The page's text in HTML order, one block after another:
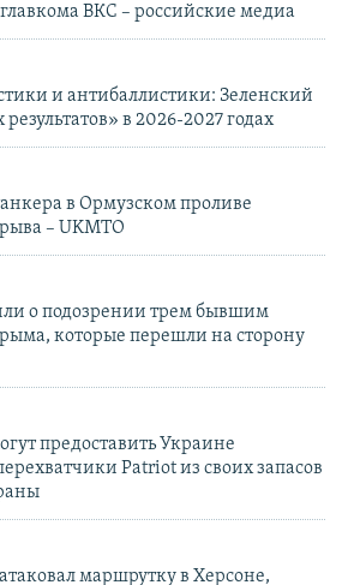
ВКС – российские медиа
и антибаллистики: Зеленский
в 2026-2027 годах
в Ормузском проливе
– UKMTO
о подозрении трем бывшим
которые перешли на сторону
предоставить Украине
Patriot из своих запасов
маршрутку в Херсоне,